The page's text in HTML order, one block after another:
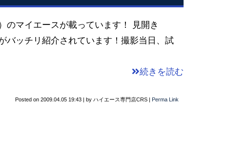
マイエースが載っています！ 見開き
バッチリ紹介されています！撮影当日、試
続きを読む
Posted on 2009.04.05 19:43 | by ハイエース専門店CRS | Perma Link